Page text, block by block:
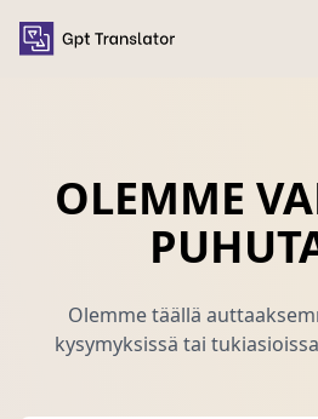
OLEMME
Olemme täällä
kysymyksissä tai